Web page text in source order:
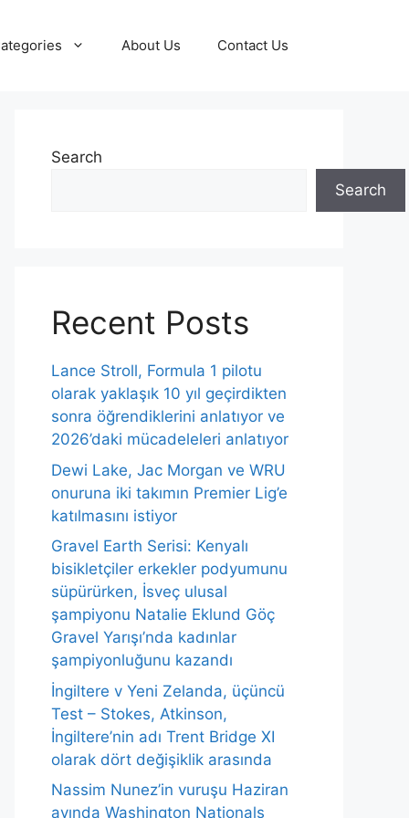
About Us Contact Us
Search
Search
Recent Posts
Lance Stroll, Formula 1 pilotu
olarak yaklaşık 10 yıl geçirdikten
sonra öğrendiklerini anlatıyor ve
2026’daki mücadeleleri anlatıyor
Dewi Lake, Jac Morgan ve WRU
onuruna iki takımın Premier Lig’e
katılmasını istiyor
Gravel Earth Serisi: Kenyalı
bisikletçiler erkekler podyumunu
süpürürken, İsveç ulusal
şampiyonu Natalie Eklund Göç
Gravel Yarışı’nda kadınlar
şampiyonluğunu kazandı
İngiltere v Yeni Zelanda, üçüncü
Test – Stokes, Atkinson,
İngiltere’nin adı Trent Bridge XI
olarak dört değişiklik arasında
Nassim Nunez’in vuruşu Haziran
ayında Washington Nationals